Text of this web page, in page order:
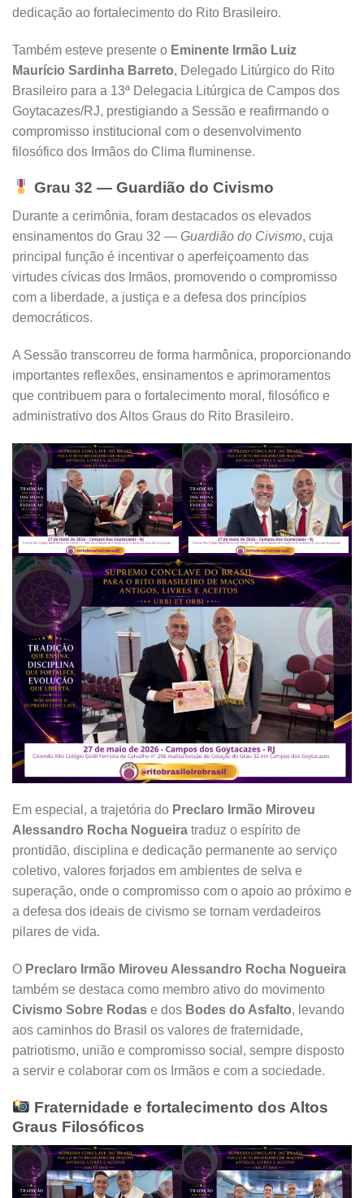
dedicação ao fortalecimento do Rito Brasileiro.
Também esteve presente o Eminente Irmão Luiz
Maurício Sardinha Barreto, Delegado Litúrgico do Rito
Brasileiro para a 13ª Delegacia Litúrgica de Campos dos
Goytacazes/RJ, prestigiando a Sessão e reafirmando o
compromisso institucional com o desenvolvimento
filosófico dos Irmãos do Clima fluminense.
Grau 32 — Guardião do Civismo
Durante a cerimônia, foram destacados os elevados
ensinamentos do Grau 32 — Guardião do Civismo, cuja
principal função é incentivar o aperfeiçoamento das
virtudes cívicas dos Irmãos, promovendo o compromisso
com a liberdade, a justiça e a defesa dos princípios
democráticos.
A Sessão transcorreu de forma harmônica, proporcionando
importantes reflexões, ensinamentos e aprimoramentos
que contribuem para o fortalecimento moral, filosófico e
administrativo dos Altos Graus do Rito Brasileiro.
Em especial, a trajetória do Preclaro Irmão Miroveu
Alessandro Rocha Nogueira traduz o espírito de
prontidão, disciplina e dedicação permanente ao serviço
coletivo, valores forjados em ambientes de selva e
superação, onde o compromisso com o apoio ao próximo e
a defesa dos ideais de civismo se tornam verdadeiros
pilares de vida.
O Preclaro Irmão Miroveu Alessandro Rocha Nogueira
também se destaca como membro ativo do movimento
Civismo Sobre Rodas e dos Bodes do Asfalto, levando
aos caminhos do Brasil os valores de fraternidade,
patriotismo, união e compromisso social, sempre disposto
a servir e colaborar com os Irmãos e com a sociedade.
Fraternidade e fortalecimento dos Altos
Graus Filosóficos